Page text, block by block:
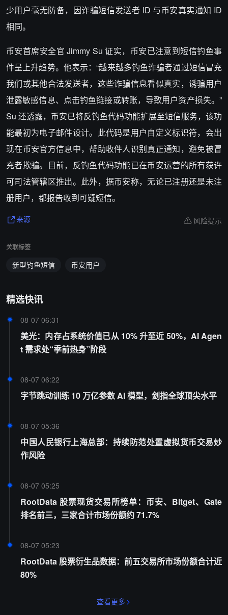
少用户毫无防备，因诈骗短信发送者 ID 与币安真实通知 ID
相同。
币安首席安全官 Jimmy Su 证实，币安已注意到短信钓鱼事
件呈上升趋势。他表示：“越来越多钓鱼诈骗者通过短信冒充
我们或其他合法发送者，这些诈骗信息看似真实，诱骗用户
泄露敏感信息、点击钓鱼链接或转账，导致用户资产损失。”
Su 还透露，币安已将反钓鱼代码功能扩展至短信服务，该功
能最初为电子邮件设计。此代码是用户自定义标识符，会出
现在币安官方信息中，帮助收件人识别真正通知，避免被冒
充者欺骗。目前，反钓鱼代码功能已在币安运营的所有获许
可司法管辖区推出。此外，据币安称，无论已注册还是未注
册用户，都报告收到可疑短信。
来源 风险提示
关联标签
新型钓鱼短信 币安用户
精选快讯
08-07 06:31
美光：内存占系统价值已从 10% 升至近 50%，AI Agen
t 需求处“季前热身”阶段
08-07 06:22
字节跳动训练 10 万亿参数 AI 模型，剑指全球顶尖水平
08-07 05:36
中国人民银行上海总部：持续防范处置虚拟货币交易炒
作风险
08-07 05:25
RootData 股票现货交易所榜单：币安、Bitget、Gate
排名前三，三家合计市场份额约 71.7%
08-07 05:23
RootData 股票衍生品数据：前五交易所市场份额合计近
80%
查看更多